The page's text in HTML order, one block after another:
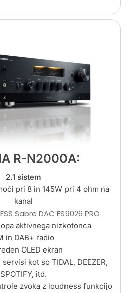
R-N2000A:
2.1 sistem
pri 8 in 145W pri 4 ohm na
kanal
Sabre DAC ES9026 PRO
aktivnega nizkotonca
in DAB+ radio
OLED ekran
kot so TIDAL, DEEZER,
SPOTIFY, itd.
zvoka z loudness funkcijo